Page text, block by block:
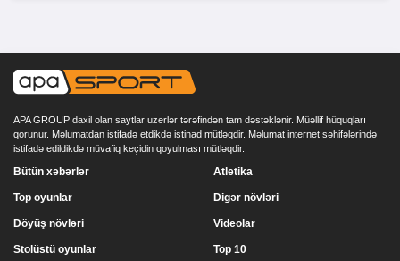
APA GROUP daxil olan saytlar uzerlər tərəfindən tam dəstəklənir. Müəllif hüquqları
qorunur. Məlumatdan istifadə etdikdə istinad mütləqdir. Məlumat internet səhifələrində
istifadə edildikdə müvafiq keçidin qoyulması mütləqdir.
Bütün xəbərlər
Top oyunlar
Döyüş növləri
Stolüstü oyunlar
Atletika
Digər növləri
Videolar
Top 10